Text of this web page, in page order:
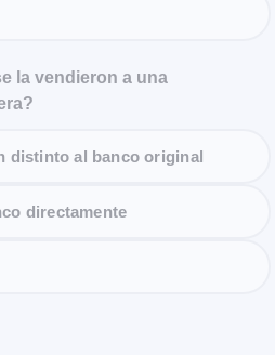
la vendieron a una
distinto al banco original
directamente